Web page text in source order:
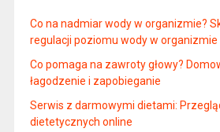
Co na nadmiar wody w organizmie?
regulacji poziomu wody w organizmie
Co pomaga na zawroty głowy?
łagodzenie i zapobieganie
Serwis z darmowymi dietami:
dietetycznych online